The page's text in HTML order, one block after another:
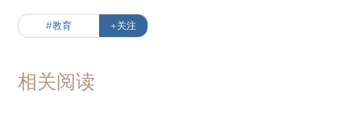
#教育 +关注
相关阅读